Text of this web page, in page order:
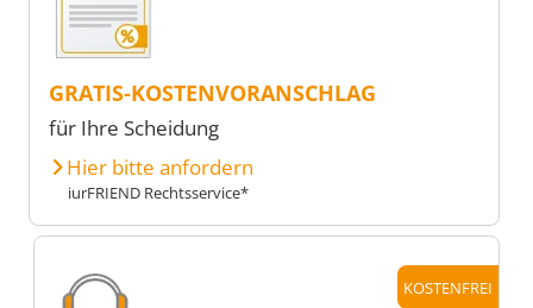
GRATIS-KOSTENVORANSCHLAG
für Ihre Scheidung
Hier bitte anfordern
iurFRIEND Rechtsservice*
KOSTENFREI